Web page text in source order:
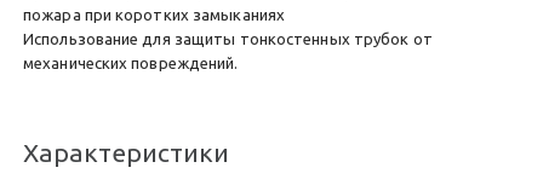
пожара при коротких замыканиях
Использование для защиты тонкостенных трубок от
механических повреждений.
Характеристики